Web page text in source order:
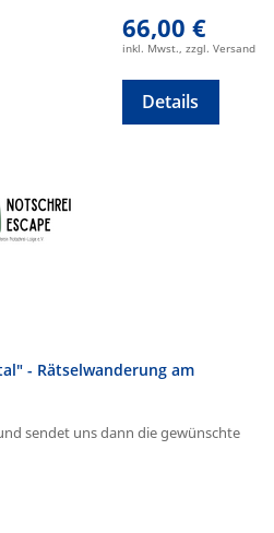
66,00 €
inkl. Mwst., zzgl. Versand
Details
- Rätselwanderung am
sendet uns dann die gewünschte